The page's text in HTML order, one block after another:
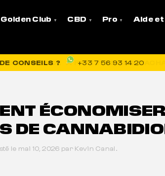
Golden Club CBD Pro Aide et
EN FRANCE
CONSEILS ? +33 7 56 93 14 20
DE
le mai 10, 2026 par Kevin Canal.